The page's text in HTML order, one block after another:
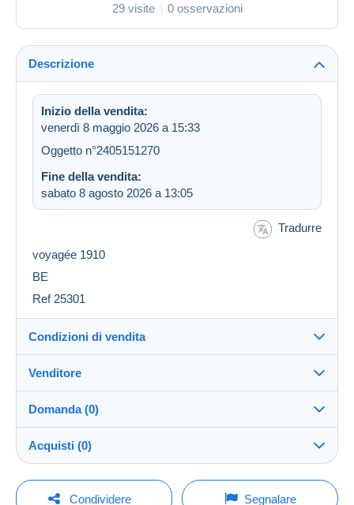
29 visite 0 osservazioni
Descrizione
Inizio della vendita:
venerdì 8 maggio 2026 a 15:33
Oggetto n°2405151270
Fine della vendita:
sabato 8 agosto 2026 a 13:05
Tradurre
voyagée 1910
BE
Ref 25301
Condizioni di vendita
Destinazione:
Vedi l'elenco dei paesi
Invio:
Invio dopo il pagamento
A carico dell'acquirente
Venditore
cartobs100%(34752x)
PRO
Negozio
Domanda (0)
Per inviare una domanda devi aprire una
Acquisti (0)
Ultimo aggiornamento: 07:30:51
Condividere Segnalare